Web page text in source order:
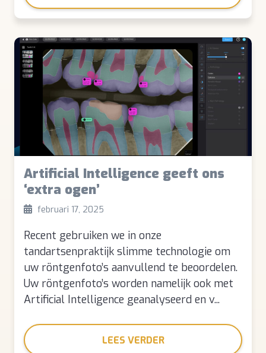
Artificial Intelligence geeft ons
‘extra ogen’
februari 17, 2025
Recent gebruiken we in onze
tandartsenpraktijk slimme technologie om
uw röntgenfoto’s aanvullend te beoordelen.
Uw röntgenfoto’s worden namelijk ook met
Artificial Intelligence geanalyseerd en v...
LEES VERDER